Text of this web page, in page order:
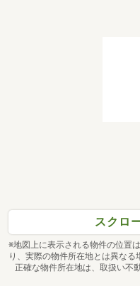
スクロ
※地図上に表示される物件の位置
り、実際の物件所在地とは異なる
正確な物件所在地は、取扱い不